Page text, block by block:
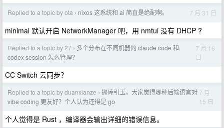
Replied to a topic by ota › nixos 这系统和 ai 简直是绝配啊。 7 月 31 日
minimal 默认开启 NetworkManager 吧，用 nmtui 没有 DHCP ?
Replied to a topic by 27 › 多个分布在不同机器的 claude code 和
codex session 怎么管理？
7 月 16
日
CC Switch 云同步？
Replied to a topic by duanxianze › 抛砖引玉，大家觉得哪种后端语言对
vibe coding 更友好？个人认为还得是 go
7 月
15 日
个人觉得是 Rust ，编译器会输出详细的错误信息。